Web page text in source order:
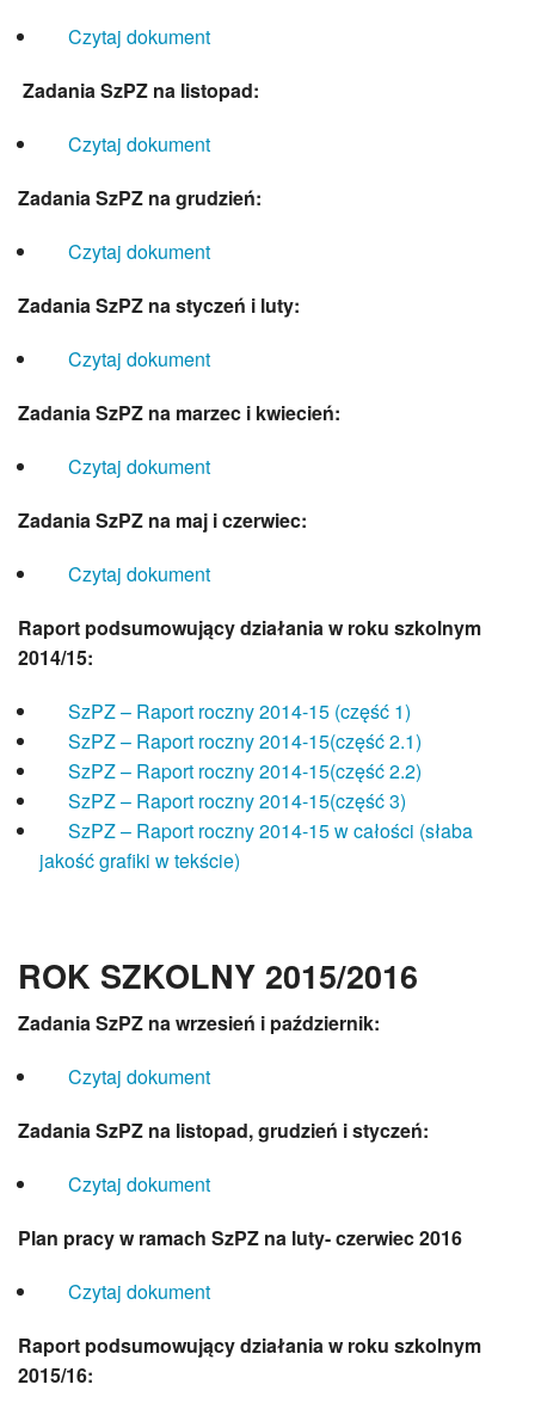
Innowacje 2024-25
Innowacje 2022-23
Innowacje 2021-22
Strefa ucznia
Samorząd Uczniowski
Pasje naszych uczniów
Zakątek plastyczny
SkyClub
Szkoła Promująca Zdrowie
Strefa rodzica
Ważne daty
Bezpieczna i przyjazna szkoła
Projekty
Projekty 2025-26
Projekty 2024-25
Projekty 2023-24
Projekty 2022-23
Projekty 2021-22
Projekty 2020-21
Projekty 2019-20
Projekty 2018-19
Dzieci Dzieciom
eSzkoła Moja Wielkopolska
Pracownicy
Dyrekcja
Pedagog szkolny/pedagog specjalny
Pracownicy obsługi
3KGZMiejskie Wiewióreczki
Biblioteka
Świetlica
Czytaj dokument
ZadaniaSzPZ na listopad:
Czytaj dokument
ZadaniaSzPZ na grudzień:
Czytaj dokument
ZadaniaSzPZ na styczeń i luty:
Czytaj dokument
ZadaniaSzPZ na marzec i kwiecień:
Czytaj dokument
ZadaniaSzPZ na maj i czerwiec:
Czytaj dokument
Raport podsumowujący działania w roku szkolnym
2014/15:
SzPZ – Raport roczny 2014-15 (część 1)
SzPZ – Raport roczny 2014-15(część 2.1)
SzPZ – Raport roczny 2014-15(część 2.2)
SzPZ – Raport roczny 2014-15(część 3)
SzPZ – Raport roczny 2014-15 w całości (słaba
jakość grafiki w tekście)
ROK SZKOLNY 2015/2016
ZadaniaSzPZ na wrzesień i październik:
Czytaj dokument
ZadaniaSzPZ na listopad, grudzień i styczeń:
Czytaj dokument
Plan pracy w ramach SzPZ na luty- czerwiec 2016
Czytaj dokument
Raport podsumowujący działania w roku szkolnym
2015/16: